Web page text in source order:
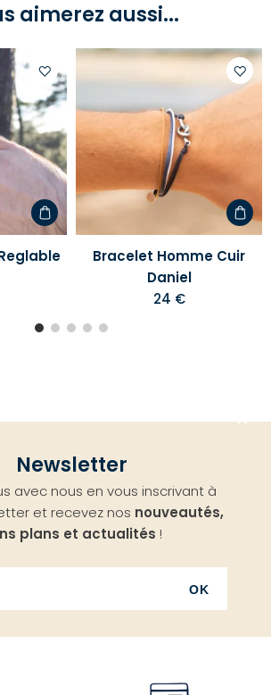
aimerez aussi...
Ajouter
à
votre
liste
d'envies
votre
Bracelet Homme Cuir
Daniel
24 €
Newsletter
avec nous en vous inscrivant à
et recevez nos nouveautés,
plans et actualités !
OK